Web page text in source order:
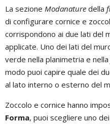
La sezione Modanature della
di configurare cornice e
corrispondono ai due lati del
applicate. Uno dei lati del
verde nella planimetria e nella
modo puoi capire quale dei
al lato interno o esterno del
Zoccolo e cornice hanno
Forma, puoi scegliere uno